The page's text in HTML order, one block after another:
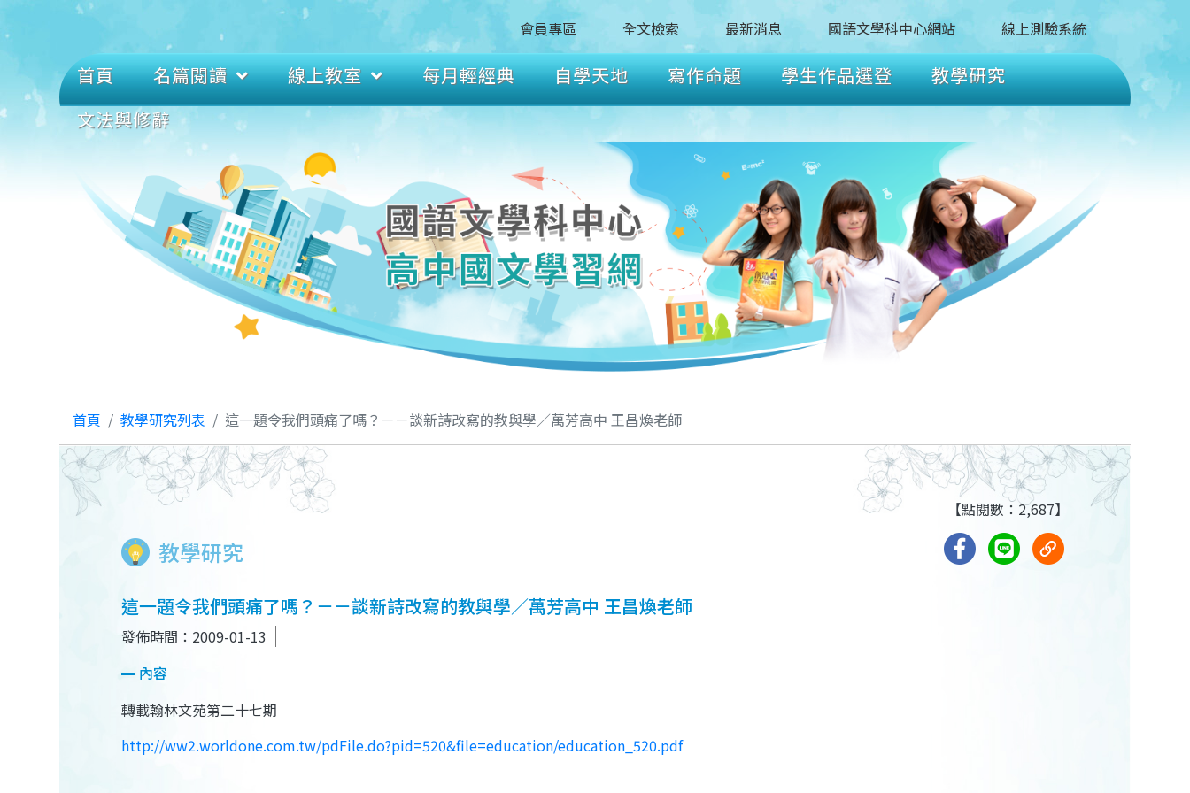
會員專區 全文檢索 最新消息 國語文學科中心網站 線上測驗系統
首頁 名篇閱讀 線上教室 每月輕經典 自學天地 寫作命題 學生作品選登
教學研究
文法與修辭
首頁 教學研究列表 這一題令我們頭痛了嗎？－－談新詩改寫的教與學／萬芳高中 王昌煥老師
教學研究
【點閱數：2,687】
這一題令我們頭痛了嗎？－－談新詩改寫的教與學／萬芳高中 王昌煥老師
發佈時間：2009-01-13
內容
轉載翰林文苑第二十七期
http://ww2.worldone.com.tw/pdFile.do?pid=520&file=education/education_520.pdf